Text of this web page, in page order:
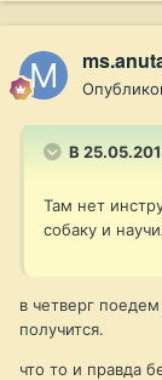
В
Там нет
собаку и
в четверг
получится.
что то и правда